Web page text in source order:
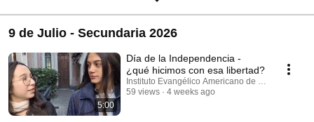
9 de Julio - Secundaria 2026
5:00
Día de la Independencia -
¿qué hicimos con esa libertad?
Instituto Evangélico Americano de Villa del
59 views
4 weeks ago